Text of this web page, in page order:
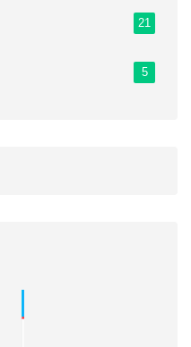
21
5